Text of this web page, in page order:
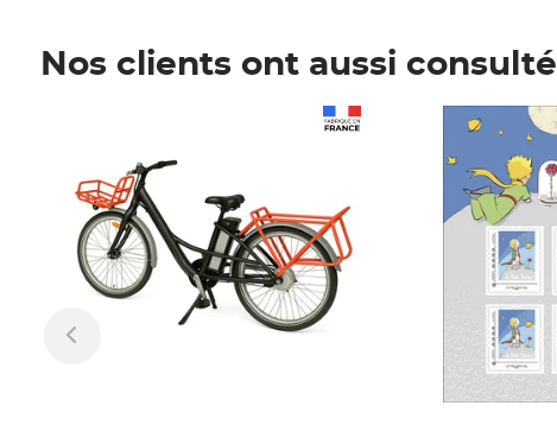
Nos clients ont aussi consulté
Prix 6,25€ HT